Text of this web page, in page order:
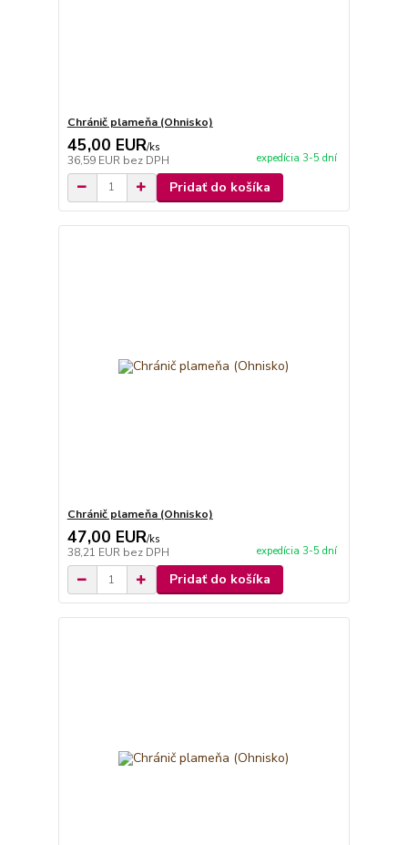
Chránič plameňa (Ohnisko)
45,00 EUR/ks
36,59 EUR bez DPH expedícia 3-5 dní
Pridať do košíka
Chránič plameňa (Ohnisko)
47,00 EUR/ks
38,21 EUR bez DPH expedícia 3-5 dní
Pridať do košíka